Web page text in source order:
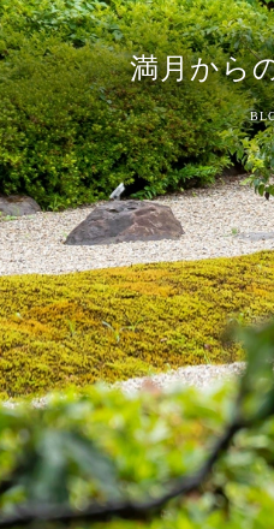
温泉
最低価格保証
ご
ご予約・
ご予約の確認・
お電話でのご予
tel.
満月から